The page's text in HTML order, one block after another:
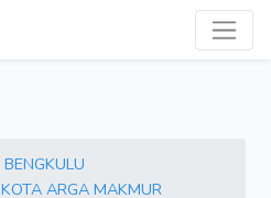
BENGKULU
KOTA ARGA MAKMUR